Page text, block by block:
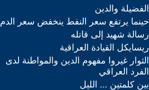
الفضيلة والدين
حينما يرتفع سعر النفط ينخفض سعر الدم
رسالة شهيد إلى قاتله
ريسايكل القيادة العراقية
الثوار غيروا مفهوم الدين والمواطنة لدى
الفرد العراقي
بين كلمتين ... الليل